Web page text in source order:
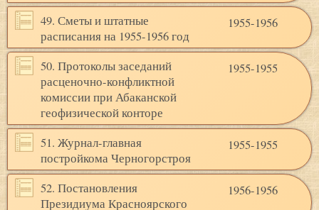
49. Сметы и штатные
расписания на 1955-1956 год
1955-1956
50. Протоколы заседаний
расценочно-конфликтной
комиссии при Абаканской
геофизической конторе
1955-1955
51. Журнал-главная
постройкома Черногорстроя
1955-1955
52. Постановления
Президиума Красноярского
1956-1956